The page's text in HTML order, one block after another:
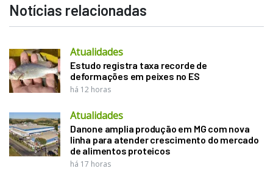
Notícias relacionadas
Atualidades
Estudo registra taxa recorde de
deformações em peixes no ES
há 12 horas
Atualidades
Danone amplia produção em MG com nova
linha para atender crescimento do mercado
de alimentos proteicos
há 17 horas